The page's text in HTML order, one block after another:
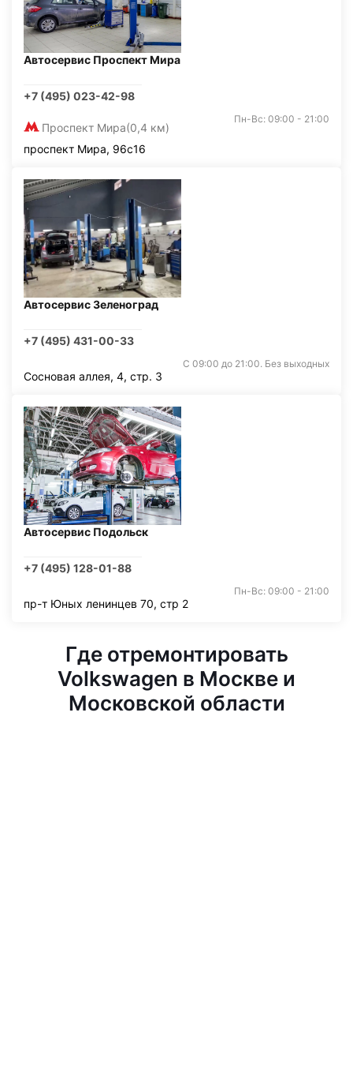
Автосервис Проспект Мира
+7 (495) 023-42-98
Проспект Мира(0,4 км)
Пн-Вс: 09:00 - 21:00
проспект Мира, 96с16
Автосервис Зеленоград
+7 (495) 431-00-33
С 09:00 до 21:00. Без выходных
Сосновая аллея, 4, стр. 3
Автосервис Подольск
+7 (495) 128-01-88
Пн-Вс: 09:00 - 21:00
пр-т Юных ленинцев 70, стр 2
Где отремонтировать
Volkswagen в Москве и
Московской области